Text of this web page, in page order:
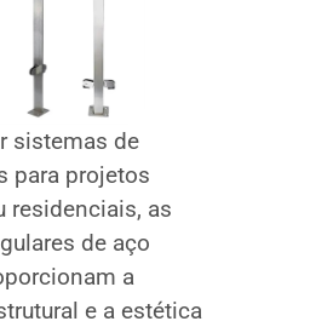
sistemas de
para projetos
residenciais, as
de aço
a
e a estética